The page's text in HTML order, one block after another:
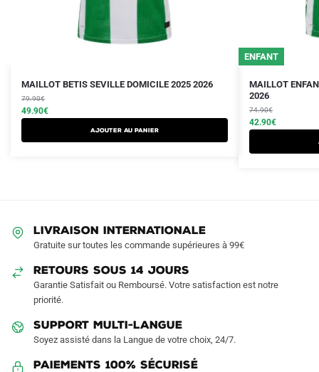
MAILLOT BETIS SEVILLE DOMICILE 2025 2026
79.90€
Le
prix
initial
était :
49.90€
Le
prix
actuel
est :
AJOUTER AU PANIER
Ce
produit
a
choisies
la
page
produit
ENFANT
MAILLOT
2026
74.90€
Le
prix
initial
était :
42.90€
Le
prix
actuel
est :
Ce
produit
a
plusieurs
variations.
page
LIVRAISON INTERNATIONALE
Gratuite sur toutes les commande supérieures à 99€
RETOURS SOUS 14 JOURS
Garantie Satisfait ou Remboursé. Votre satisfaction est notre
priorité.
SUPPORT MULTI-LANGUE
Soyez assisté dans la Langue de votre choix, 24/7.
Paiements 100% Sécurisé